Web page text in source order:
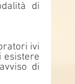
di
ivi
esistere
di